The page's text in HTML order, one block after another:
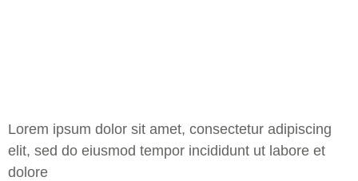
Lorem ipsum dolor sit amet, consectetur adipiscing
elit, sed do eiusmod tempor incididunt ut labore et
dolore